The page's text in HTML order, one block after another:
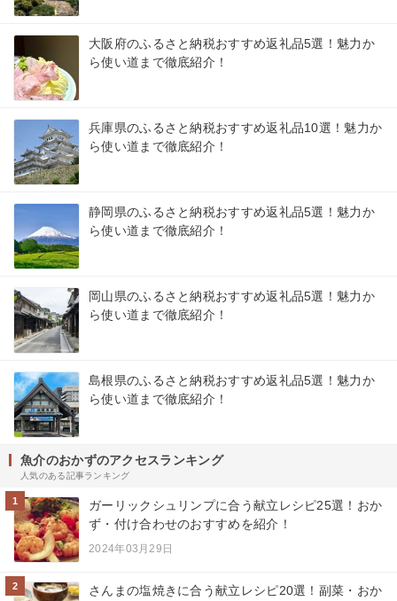
大阪府のふるさと納税おすすめ返礼品5選！魅力か
ら使い道まで徹底紹介！
兵庫県のふるさと納税おすすめ返礼品10選！魅力か
ら使い道まで徹底紹介！
静岡県のふるさと納税おすすめ返礼品5選！魅力か
ら使い道まで徹底紹介！
岡山県のふるさと納税おすすめ返礼品5選！魅力か
ら使い道まで徹底紹介！
島根県のふるさと納税おすすめ返礼品5選！魅力か
ら使い道まで徹底紹介！
魚介のおかずのアクセスランキング
人気のある記事ランキング
1
ガーリックシュリンプに合う献立レシピ25選！おか
ず・付け合わせのおすすめを紹介！
2024年03月29日
2
さんまの塩焼きに合う献立レシピ20選！副菜・おか